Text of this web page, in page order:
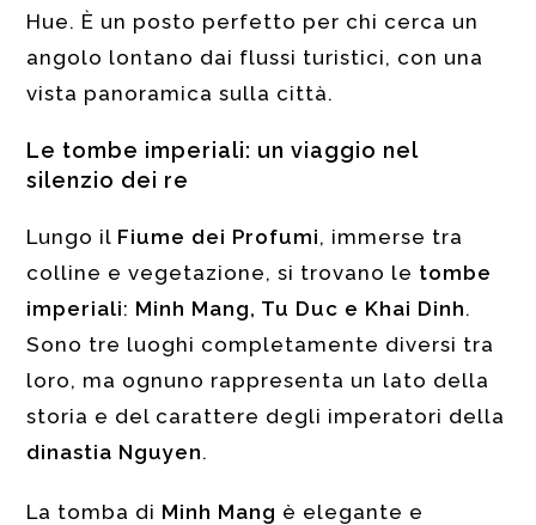
Hue. È un posto perfetto per chi cerca un
angolo lontano dai flussi turistici, con una
vista panoramica sulla città.
Le tombe imperiali: un viaggio nel
silenzio dei re
Lungo il Fiume dei Profumi, immerse tra
colline e vegetazione, si trovano le tombe
imperiali: Minh Mang, Tu Duc e Khai Dinh.
Sono tre luoghi completamente diversi tra
loro, ma ognuno rappresenta un lato della
storia e del carattere degli imperatori della
dinastia Nguyen.
La tomba di Minh Mang è elegante e